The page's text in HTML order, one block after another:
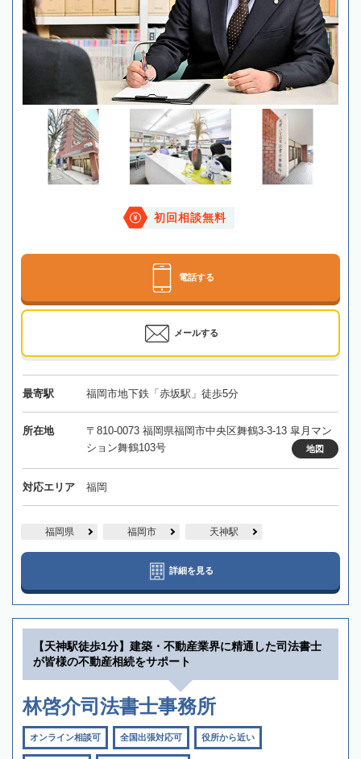
初回相談無料
電話する
メールする
最寄駅 福岡市地下鉄「赤坂駅」徒歩5分
所在地
〒810-0073 福岡県福岡市中央区舞鶴3-3-13 皐月マン
ション舞鶴103号
地図
対応エリア 福岡
福岡県 福岡市 天神駅
詳細を見る
【天神駅徒歩1分】建築・不動産業界に精通した司法書士
が皆様の不動産相続をサポート
林啓介司法書士事務所
オンライン相談可 全国出張対応可 役所から近い